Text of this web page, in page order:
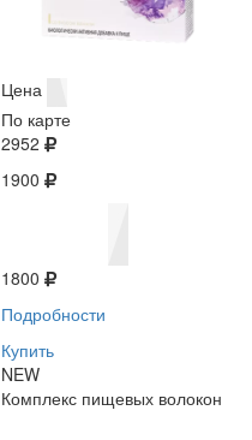
Цена
По карте
2952
1900
1800
Подробности
Купить
NEW
Комплекс пищевых волокон